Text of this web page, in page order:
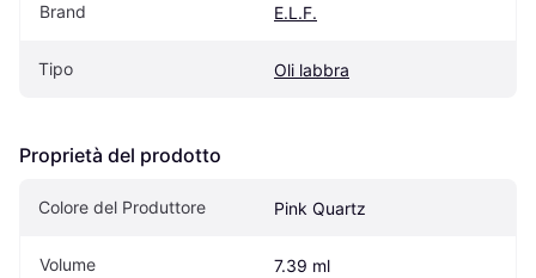
Brand E.L.F.
Tipo Oli labbra
Proprietà del prodotto
Colore del Produttore Pink Quartz
Volume 7.39 ml